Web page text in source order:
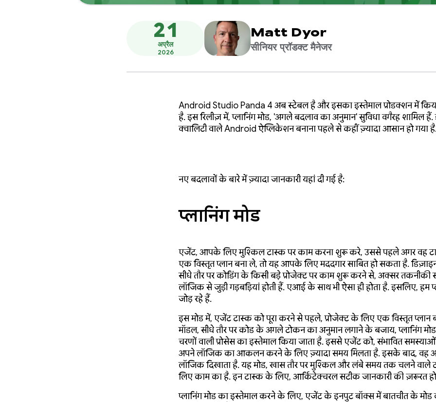
21
अप्रैल
2026
Matt Dyor
सीनियर प्रॉडक्ट मैनेजर
Android Studio Panda 4 अब स्टेबल है और इसका इस्तेमाल प्रोडक्शन में
है. इस रिलीज़ में, प्लानिंग मोड, 'अगले बदलाव का अनुमान' सुविधा वगैरह शामिल
क्वालिटी वाले Android ऐप्लिकेशन बनाना पहले से कहीं ज़्यादा आसान हो गया
नए बदलावों के बारे में ज़्यादा जानकारी यहां दी गई है:
प्लानिंग मोड
एजेंट, आपके लिए मुश्किल टास्क पर काम करना शुरू करे, उससे पहले अगर वह
एक विस्तृत प्लान बना ले, तो यह आपके लिए मददगार साबित हो सकता है.
सीधे तौर पर कोडिंग के किसी बड़े प्रोजेक्ट पर काम शुरू करने से, अक्सर तकनीकी
लॉजिक से जुड़ी गड़बड़ियां होती हैं. एआई के साथ भी ऐसा ही होता है. इसलिए, हम
जोड़ रहे हैं.
इस मोड में, एजेंट टास्क को पूरा करने से पहले, प्रोजेक्ट के लिए एक विस्तृत प्लान
मॉडल, सीधे तौर पर कोड के अगले टोकन का अनुमान लगाने के बजाय, प्लानिंग
चरणों वाली प्रोसेस का इस्तेमाल किया जाता है. इससे एजेंट को, संभावित
अपने लॉजिक का आकलन करने के लिए ज़्यादा समय मिलता है. इसके बाद, वह
लॉजिक दिखाता है. यह मोड, खास तौर पर मुश्किल और लंबे समय तक चलने वाले
लिए काम का है. इन टास्क के लिए, आर्किटेक्चरल सटीक जानकारी की ज़रूरत
प्लानिंग मोड का इस्तेमाल करने के लिए, एजेंट के इनपुट बॉक्स में बातचीत के मोड